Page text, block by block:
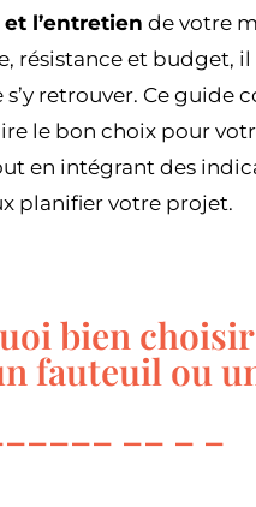
l’entretien de votre
résistance et budget,
retrouver. Ce guide
le bon choix pour
en intégrant des
planifier votre projet.
bien
fauteuil ou